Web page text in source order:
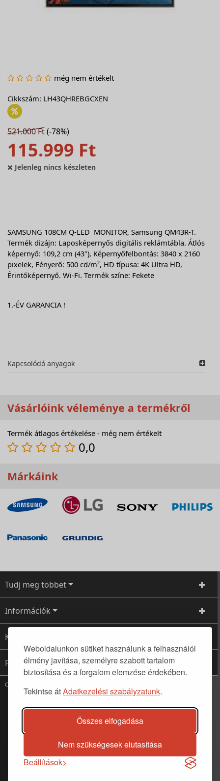
Weboldalunkon sütiket használunk a felhasználói
élmény javítása, személyre szabott tartalom
biztosítása és a forgalom elemzése érdekében.
Tekintse átAdatkezelési szabályzatunk.
Összes elfogadása
Nem szükségesek elutasítása
Beállítások
még nem értékelt
Cikkszám: LH43QHREBGCXEN
521.000 Ft(-78%)
115.999 Ft
Jelenleg nincs készleten
SAMSUNG 108CM Q-LED MONITOR, Samsung QM43R-T.
Termék dizájn: Laposképernyős digitális reklámtábla. Átlós
képernyő: 109,2 cm (43"), Képernyőfelbontás: 3840 x 2160
pixelek, Fényerő: 500 cd/m², HD típusa: 4K Ultra HD,
Érintőképernyő. Wi-Fi. Termék színe: Fekete
1.-ÉV GARANCIA !
Kapcsolódó anyagok
Vásárlóink véleménye a termékről
Termék átlagos értékelése - még nem értékelt
0,0
Márkáink
Tudj meg többet
Információk
Kapcsolat
Feliratkozás
Copyright ©2022 Futuretom Kft.